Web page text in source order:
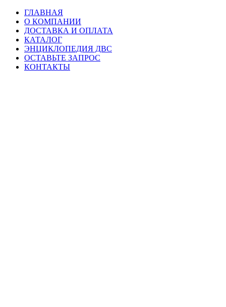
ГЛАВНАЯ
О КОМПАНИИ
ДОСТАВКА И ОПЛАТА
КАТАЛОГ
ЭНЦИКЛОПЕДИЯ ДВС
ОСТАВЬТЕ ЗАПРОС
КОНТАКТЫ